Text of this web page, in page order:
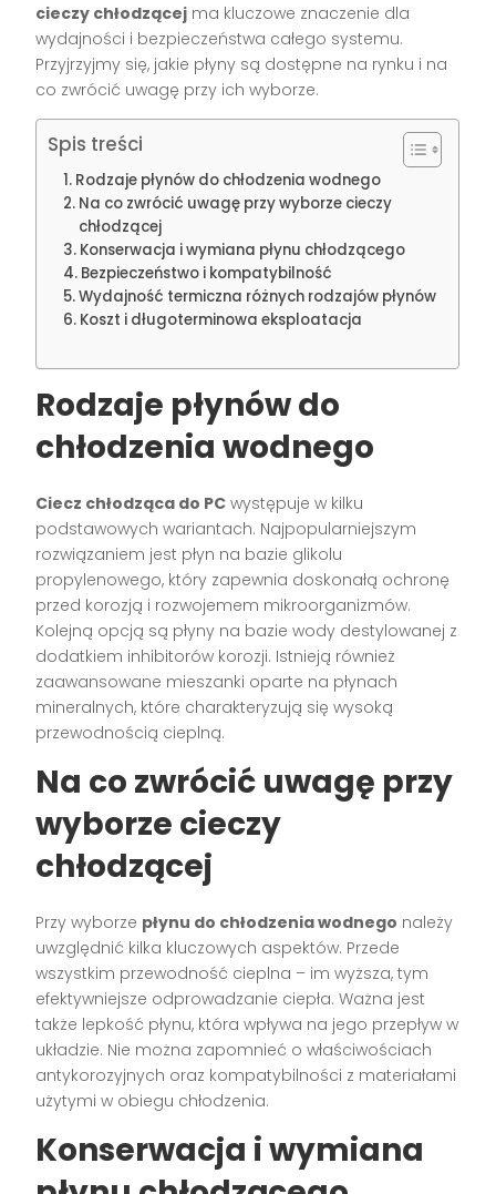
cieczy chłodzącej ma kluczowe znaczenie dla
wydajności i bezpieczeństwa całego systemu.
Przyjrzyjmy się, jakie płyny są dostępne na rynku i na
co zwrócić uwagę przy ich wyborze.
Spis treści
Rodzaje płynów do chłodzenia wodnego
Na co zwrócić uwagę przy wyborze cieczy
chłodzącej
Konserwacja i wymiana płynu chłodzącego
Bezpieczeństwo i kompatybilność
Wydajność termiczna różnych rodzajów płynów
Koszt i długoterminowa eksploatacja
Rodzaje płynów do
chłodzenia wodnego
Ciecz chłodząca do PC występuje w kilku
podstawowych wariantach. Najpopularniejszym
rozwiązaniem jest płyn na bazie glikolu
propylenowego, który zapewnia doskonałą ochronę
przed korozją i rozwojemem mikroorganizmów.
Kolejną opcją są płyny na bazie wody destylowanej z
dodatkiem inhibitorów korozji. Istnieją również
zaawansowane mieszanki oparte na płynach
mineralnych, które charakteryzują się wysoką
przewodnością cieplną.
Na co zwrócić uwagę przy
wyborze cieczy
chłodzącej
Przy wyborze płynu do chłodzenia wodnego należy
uwzględnić kilka kluczowych aspektów. Przede
wszystkim przewodność cieplna – im wyższa, tym
efektywniejsze odprowadzanie ciepła. Ważna jest
także lepkość płynu, która wpływa na jego przepływ w
układzie. Nie można zapomnieć o właściwościach
antykorozyjnych oraz kompatybilności z materiałami
użytymi w obiegu chłodzenia.
Konserwacja i wymiana